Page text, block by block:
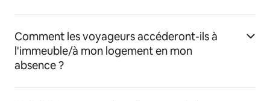
Comment les voyageurs accéderont-ils à
l'immeuble/à mon logement en mon
absence ?